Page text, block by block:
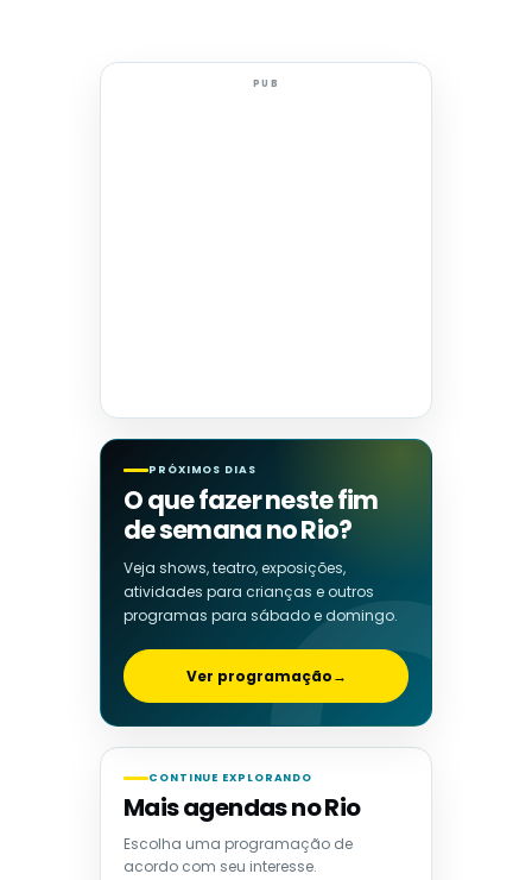
PUB
PRÓXIMOS DIAS
O que fazer neste fim
de semana no Rio?
Veja shows, teatro, exposições,
atividades para crianças e outros
programas para sábado e domingo.
Ver programação→
CONTINUE EXPLORANDO
Mais agendas no Rio
Escolha uma programação de
acordo com seu interesse.